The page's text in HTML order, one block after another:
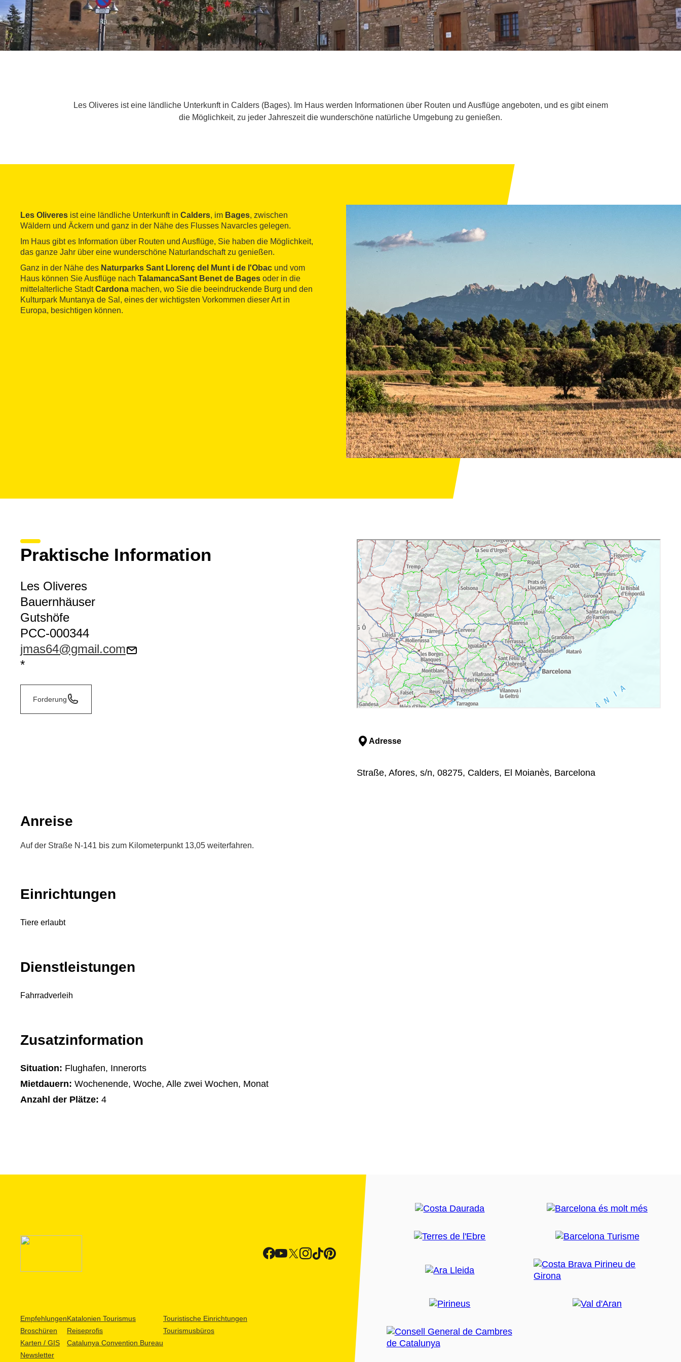
Les Oliveres ist eine ländliche Unterkunft in Calders (Bages). Im Haus werden Informationen über Routen und Ausflüge angeboten, und es gibt einem
die Möglichkeit, zu jeder Jahreszeit die wunderschöne natürliche Umgebung zu genießen.
Les Oliveres ist eine ländliche Unterkunft in Calders, im Bages, zwischen
Wäldern und Äckern und ganz in der Nähe des Flusses Navarcles gelegen.
Im Haus gibt es Information über Routen und Ausflüge, Sie haben die Möglichkeit,
das ganze Jahr über eine wunderschöne Naturlandschaft zu genießen.
Ganz in der Nähe des Naturparks Sant Llorenç del Munt i de l'Obac und vom
Haus können Sie Ausflüge nach TalamancaSant Benet de Bages oder in die
mittelalterliche StadtCardona machen, wo Sie die beeindruckende Burg und den
Kulturpark Muntanya de Sal, eines der wichtigsten Vorkommen dieser Art in
Europa, besichtigen können.
Praktische Information
Les Oliveres
Bauernhäuser
Gutshöfe
PCC-000344
jmas64@gmail.com
*
Forderung
Adresse
Straße, Afores, s/n, 08275, Calders, El Moianès, Barcelona
Anreise
Auf der Straße N-141 bis zum Kilometerpunkt 13,05 weiterfahren.
Einrichtungen
Tiere erlaubt
Dienstleistungen
Fahrradverleih
Zusatzinformation
Situation: Flughafen, Innerorts
Mietdauern: Wochenende, Woche, Alle zwei Wochen, Monat
Anzahl der Plätze: 4
Empfehlungen
Broschüren
Karten / GIS
Newsletter
Katalonien Tourismus
Reiseprofis
Catalunya Convention Bureau
Touristische Einrichtungen
Tourismusbüros